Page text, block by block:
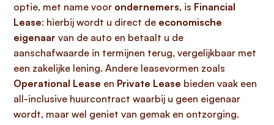
optie, met name voor ondernemers, is Financial
Lease: hierbij wordt u direct de economische
eigenaar van de auto en betaalt u de
aanschafwaarde in termijnen terug, vergelijkbaar met
een zakelijke lening. Andere leasevormen zoals
Operational Lease en Private Lease bieden vaak een
all-inclusive huurcontract waarbij u geen eigenaar
wordt, maar wel geniet van gemak en ontzorging.